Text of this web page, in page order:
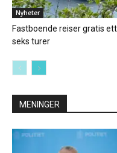
Nyheter
Fastboende reiser gratis
seks turer
MENINGER